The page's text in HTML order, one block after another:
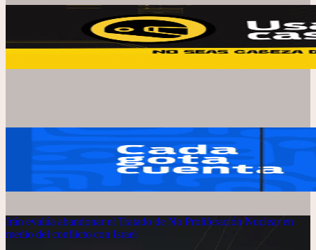
Irán evalúa abandonar el Tratado de No Proliferación Nuclear en
medio del conflicto con Israel